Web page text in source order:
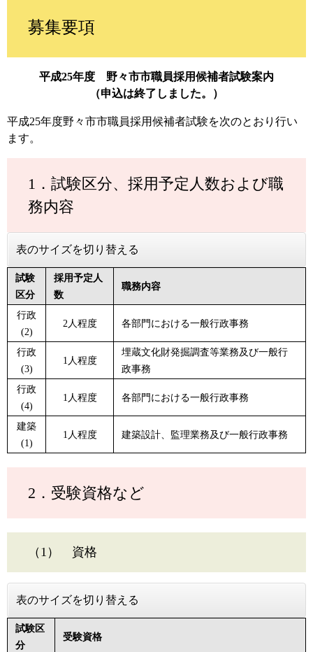
募集要項
平成25年度 野々市市職員採用候補者試験案内
（申込は終了しました。）
平成25年度野々市市職員採用候補者試験を次のとおり行い
ます。
1．試験区分、採用予定人数および職
務内容
表のサイズを切り替える
試験
区分
採用予定人
数
職務内容
行政
(2)
2人程度 各部門における一般行政事務
行政
(3)
1人程度
埋蔵文化財発掘調査等業務及び一般行
政事務
行政
(4)
1人程度 各部門における一般行政事務
建築
(1)
1人程度 建築設計、監理業務及び一般行政事務
2．受験資格など
（1） 資格
表のサイズを切り替える
試験区
分
受験資格